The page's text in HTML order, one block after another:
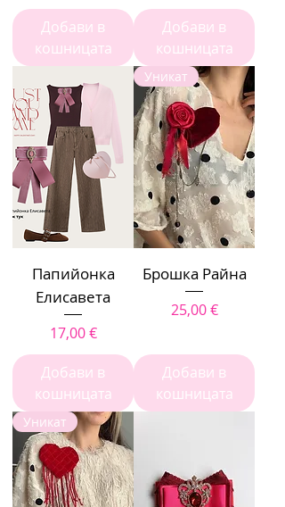
Добави в
кошницата
Добави в
кошницата
Папийонка
Елисавета
Цена
17,00 €
Добави в
кошницата
Уникат
Брошка Райна
Цена
25,00 €
Добави в
кошницата
Уникат